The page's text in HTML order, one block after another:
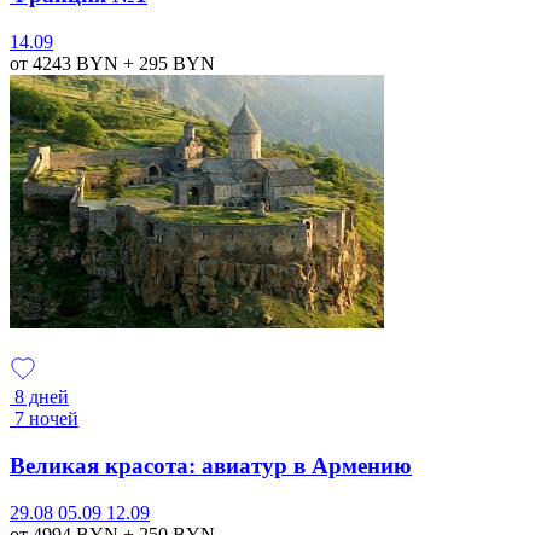
14.09
от 4243 BYN + 295 BYN
8 дней
7 ночей
Великая красота: авиатур в Армению
29.08 05.09 12.09